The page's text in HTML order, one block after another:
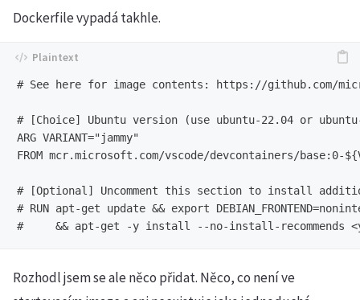
Dockerfile vypadá takhle.
# See here for image contents: https://github.com/
# [Choice] Ubuntu version (use ubuntu-22.04 or
ARG VARIANT="jammy"
FROM mcr.microsoft.com/vscode/devcontainers/base:0-
# [Optional] Uncomment this section to install
# RUN apt-get update && export
Rozhodl jsem se ale něco přidat. Něco, co není ve